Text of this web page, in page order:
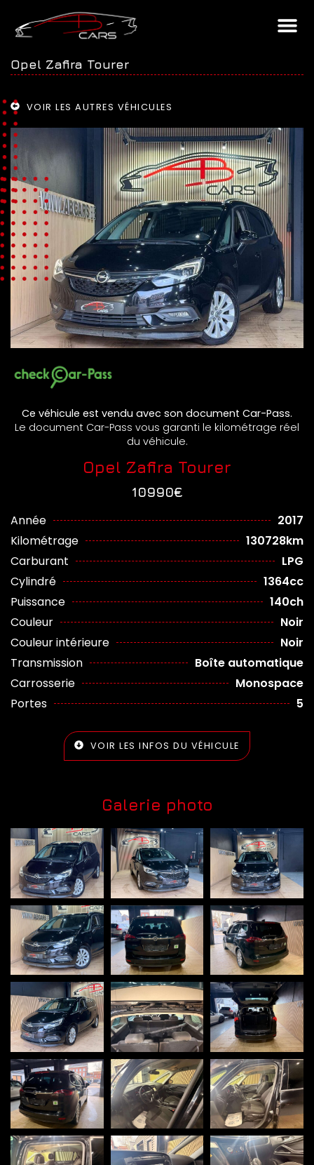
Opel Zafira Tourer
VOIR LES AUTRES VÉHICULES
Ce véhicule est vendu avec son document Car-Pass.
Le document Car-Pass vous garanti le kilométrage réel
du véhicule.
Opel Zafira Tourer
10990€
Année
2017
Kilométrage
130728km
Carburant
LPG
Cylindré
1364cc
Puissance
140ch
Couleur
Noir
Couleur intérieure
Noir
Transmission
Boîte automatique
Carrosserie
Monospace
Portes
5
VOIR LES INFOS DU VÉHICULE
Galerie photo